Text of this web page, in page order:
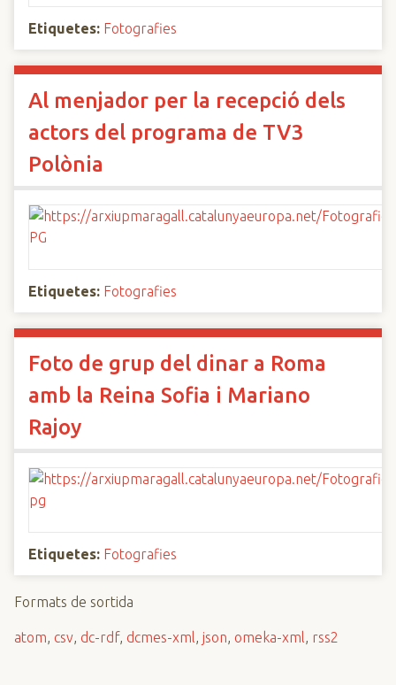
Etiquetes: Fotografies
Al menjador per la recepció dels
actors del programa de TV3
Polònia
Etiquetes: Fotografies
Foto de grup del dinar a Roma
amb la Reina Sofia i Mariano
Rajoy
Etiquetes: Fotografies
Formats de sortida
atom, csv, dc-rdf, dcmes-xml, json, omeka-xml, rss2